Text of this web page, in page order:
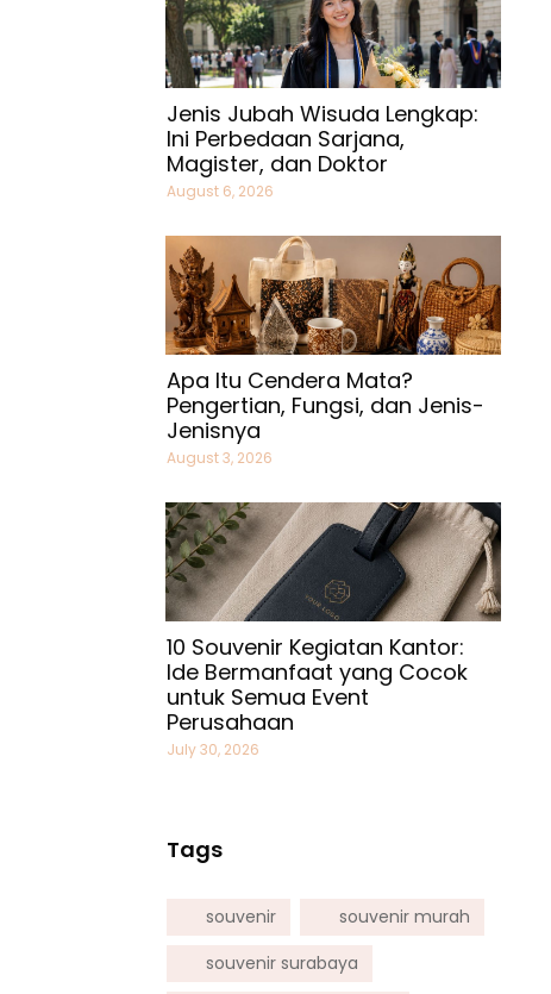
Jenis Jubah Wisuda Lengkap:
Ini Perbedaan Sarjana,
Magister, dan Doktor
August 6, 2026
Apa Itu Cendera Mata?
Pengertian, Fungsi, dan Jenis-
Jenisnya
August 3, 2026
10 Souvenir Kegiatan Kantor:
Ide Bermanfaat yang Cocok
untuk Semua Event
Perusahaan
July 30, 2026
Tags
souvenir
souvenir murah
souvenir surabaya